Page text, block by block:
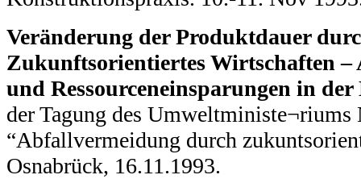
Veränderung der Produktdauer
Zukunftsorientiertes Wirtschaften
und Ressourceneinsparungen in
der Tagung des Umweltministe¬riums
“Abfallvermeidung durch
Osnabrück, 16.11.1993.